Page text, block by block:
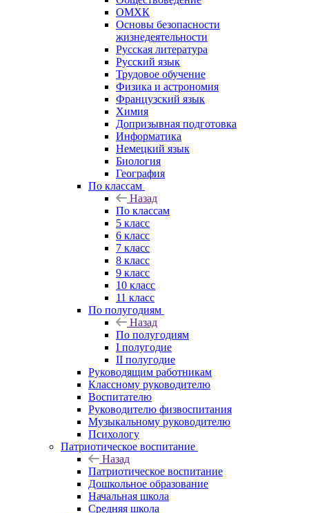
ОМХК
Основы безопасности
жизнедеятельности
Русская литература
Русский язык
Трудовое обучение
Физика и астрономия
Французский язык
Химия
Допризывная подготовка
Информатика
Немецкий язык
Биология
География
По классам
Назад
По классам
5 класс
6 класс
7 класс
8 класс
9 класс
10 класс
11 класс
По полугодиям
Назад
По полугодиям
I полугодие
II полугодие
Руководящим работникам
Классному руководителю
Воспитателю
Руководителю физвоспитания
Музыкальному руководителю
Психологу
Патриотическое воспитание
Назад
Патриотическое воспитание
Дошкольное образование
Начальная школа
Средняя школа